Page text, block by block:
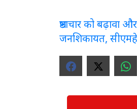
भ्रष्टाचार को
जनशिकायत,